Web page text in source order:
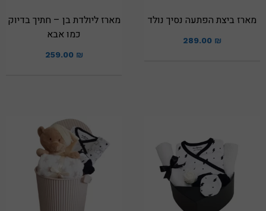
מארז ביצת הפתעה נסיך נולד
289.00 ₪
מארז ליולדת בן – חתיך בדיוק
כמו אבא
259.00 ₪